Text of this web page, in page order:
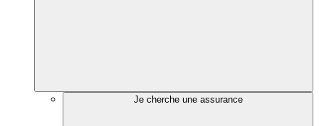
Je cherche une assurance